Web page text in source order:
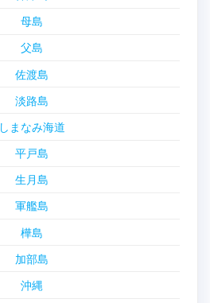
母島
父島
佐渡島
淡路島
しまなみ海道
平戸島
生月島
軍艦島
樺島
加部島
沖縄